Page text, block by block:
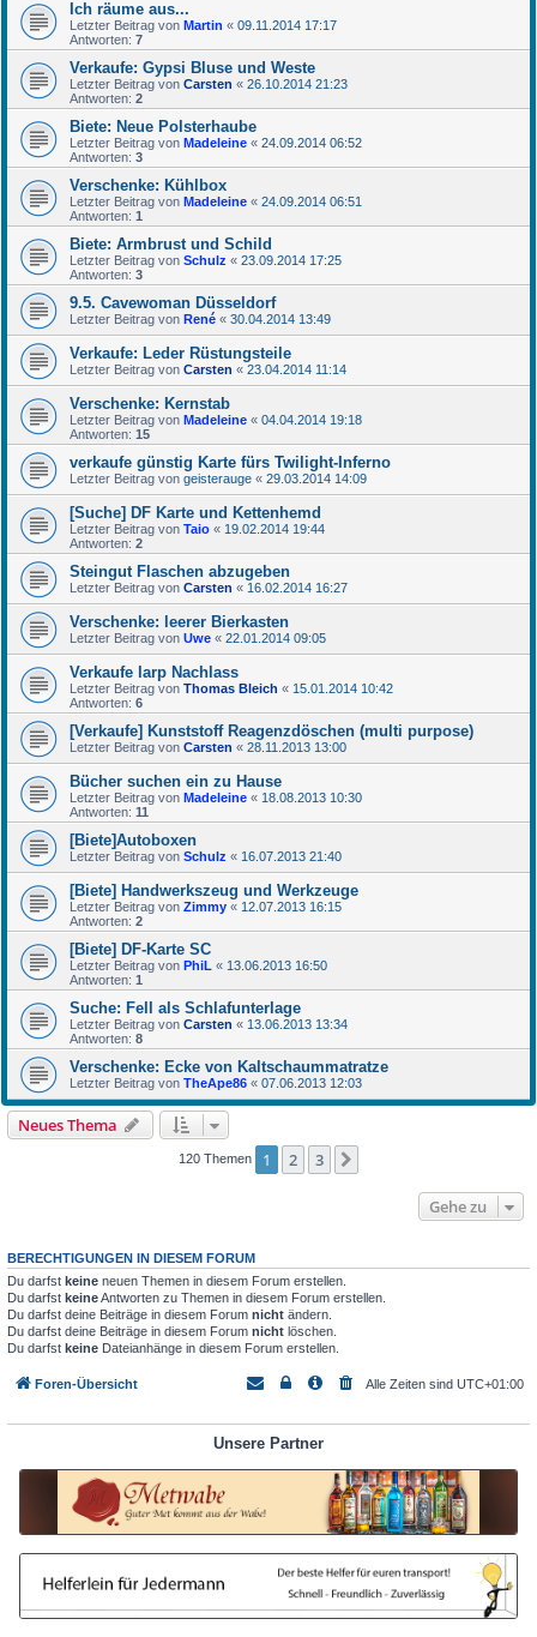
Ich räume aus...
Letzter Beitrag von Martin « 09.11.2014 17:17
Antworten: 7
Verkaufe: Gypsi Bluse und Weste
Letzter Beitrag von Carsten « 26.10.2014 21:23
Antworten: 2
Biete: Neue Polsterhaube
Letzter Beitrag von Madeleine « 24.09.2014 06:52
Antworten: 3
Verschenke: Kühlbox
Letzter Beitrag von Madeleine « 24.09.2014 06:51
Antworten: 1
Biete: Armbrust und Schild
Letzter Beitrag von Schulz « 23.09.2014 17:25
Antworten: 3
9.5. Cavewoman Düsseldorf
Letzter Beitrag von René « 30.04.2014 13:49
Verkaufe: Leder Rüstungsteile
Letzter Beitrag von Carsten « 23.04.2014 11:14
Verschenke: Kernstab
Letzter Beitrag von Madeleine « 04.04.2014 19:18
Antworten: 15
verkaufe günstig Karte fürs Twilight-Inferno
Letzter Beitrag von geisterauge « 29.03.2014 14:09
[Suche] DF Karte und Kettenhemd
Letzter Beitrag von Taio « 19.02.2014 19:44
Antworten: 2
Steingut Flaschen abzugeben
Letzter Beitrag von Carsten « 16.02.2014 16:27
Verschenke: leerer Bierkasten
Letzter Beitrag von Uwe « 22.01.2014 09:05
Verkaufe larp Nachlass
Letzter Beitrag von Thomas Bleich « 15.01.2014 10:42
Antworten: 6
[Verkaufe] Kunststoff Reagenzdöschen (multi purpose)
Letzter Beitrag von Carsten « 28.11.2013 13:00
Bücher suchen ein zu Hause
Letzter Beitrag von Madeleine « 18.08.2013 10:30
Antworten: 11
[Biete]Autoboxen
Letzter Beitrag von Schulz « 16.07.2013 21:40
[Biete] Handwerkszeug und Werkzeuge
Letzter Beitrag von Zimmy « 12.07.2013 16:15
Antworten: 2
[Biete] DF-Karte SC
Letzter Beitrag von PhiL « 13.06.2013 16:50
Antworten: 1
Suche: Fell als Schlafunterlage
Letzter Beitrag von Carsten « 13.06.2013 13:34
Antworten: 8
Verschenke: Ecke von Kaltschaummatratze
Letzter Beitrag von TheApe86 « 07.06.2013 12:03
Neues Thema
120 Themen 1 2 3
Gehe zu
BERECHTIGUNGEN IN DIESEM FORUM
Du darfst keine neuen Themen in diesem Forum erstellen.
Du darfst keineAntworten zu Themen in diesem Forum erstellen.
Du darfst deine Beiträge in diesem Forum nicht ändern.
Du darfst deine Beiträge in diesem Forum nicht löschen.
Du darfst keine Dateianhänge in diesem Forum erstellen.
Foren-Übersicht Alle Zeiten sind UTC+01:00
Unsere Partner